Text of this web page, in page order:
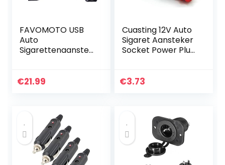
FAVOMOTO USB
Auto
Sigarettenaanstek
Converter
€21.99
Cuasting 12V Auto
Sigaret Aansteker
Socket Power Plug
Adapter
€3.73